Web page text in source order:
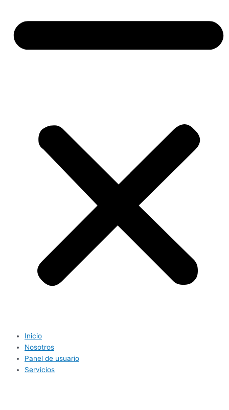
Inicio
Nosotros
Panel de usuario
Servicios